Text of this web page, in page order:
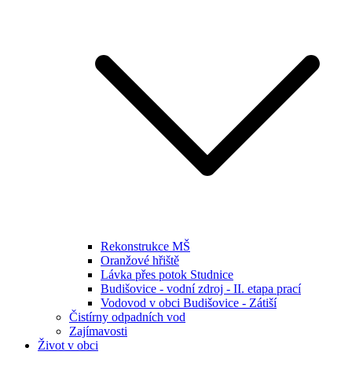
Rekonstrukce MŠ
Oranžové hřiště
Lávka přes potok Studnice
Budišovice - vodní zdroj - II. etapa prací
Vodovod v obci Budišovice - Zátiší
Čistírny odpadních vod
Zajímavosti
Život v obci